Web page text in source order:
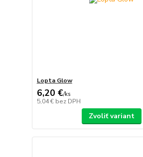
Lopta Glow
6,20 €/ks
5,04 € bez DPH
Zvoliť variant